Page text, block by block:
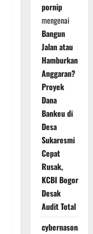
pornip
mengenai
Bangun
Jalan atau
Hamburkan
Anggaran?
Proyek
Dana
Bankeu di
Desa
Sukaresmi
Cepat
Rusak,
KCBI Bogor
Desak
Audit Total
cybernasonal